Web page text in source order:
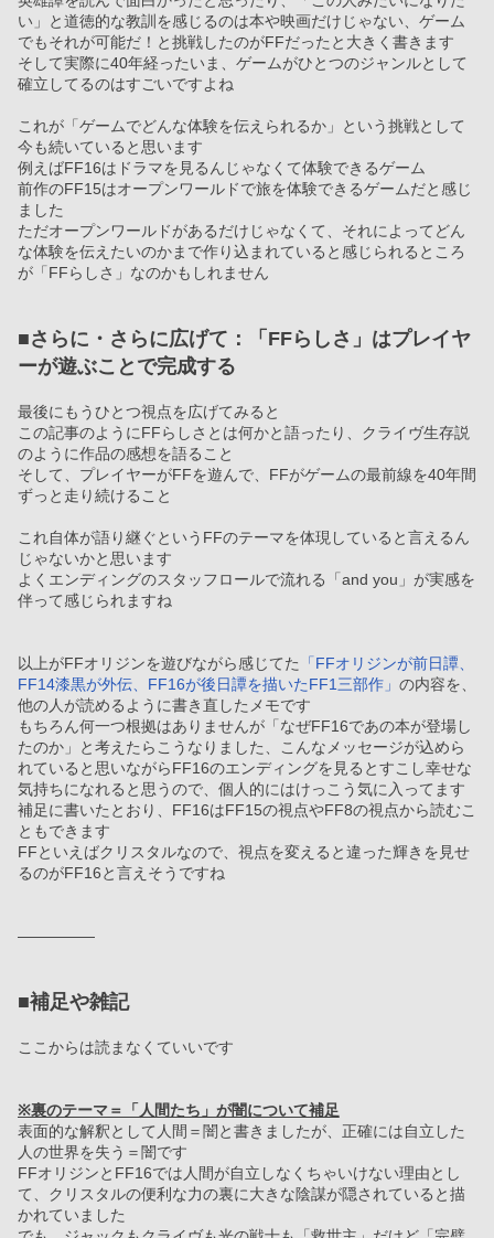
い」と道徳的な教訓を感じるのは本や映画だけじゃない、ゲーム
でもそれが可能だ！と挑戦したのがFFだったと大きく書きます
そして実際に40年経ったいま、ゲームがひとつのジャンルとして
確立してるのはすごいですよね
これが「ゲームでどんな体験を伝えられるか」という挑戦として
今も続いていると思います
例えばFF16はドラマを見るんじゃなくて体験できるゲーム
前作のFF15はオープンワールドで旅を体験できるゲームだと感じ
ました
ただオープンワールドがあるだけじゃなくて、それによってどん
な体験を伝えたいのかまで作り込まれていると感じられるところ
が「FFらしさ」なのかもしれません
■さらに・さらに広げて：「FFらしさ」はプレイヤ
ーが遊ぶことで完成する
最後にもうひとつ視点を広げてみると
この記事のようにFFらしさとは何かと語ったり、クライヴ生存説
のように作品の感想を語ること
そして、プレイヤーがFFを遊んで、FFがゲームの最前線を40年間
ずっと走り続けること
これ自体が語り継ぐというFFのテーマを体現していると言えるん
じゃないかと思います
よくエンディングのスタッフロールで流れる「and you」が実感を
伴って感じられますね
以上がFFオリジンを遊びながら感じてた
「FFオリジンが前日譚、
FF14漆黒が外伝、FF16が後日譚を描いたFF1三部作」 の内容を、
他の人が読めるように書き直したメモです
もちろん何一つ根拠はありませんが「なぜFF16であの本が登場し
たのか」と考えたらこうなりました、こんなメッセージが込めら
れていると思いながらFF16のエンディングを見るとすこし幸せな
気持ちになれると思うので、個人的にはけっこう気に入ってます
補足に書いたとおり、FF16はFF15の視点やFF8の視点から読むこ
ともできます
FFといえばクリスタルなので、視点を変えると違った輝きを見せ
るのがFF16と言えそうですね
―――――
■補足や雑記
ここからは読まなくていいです
※裏のテーマ＝「人間たち」が闇について補足
表面的な解釈として人間＝闇と書きましたが、正確には自立した
人の世界を失う＝闇です
FFオリジンとFF16では人間が自立しなくちゃいけない理由とし
て、クリスタルの便利な力の裏に大きな陰謀が隠されていると描
かれていました